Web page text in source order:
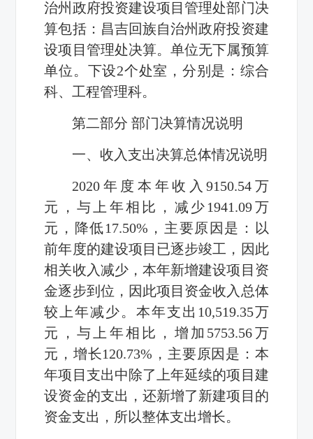
治州政府投资建设项目管理处部门决
算包括：昌吉回族自治州政府投资建
设项目管理处决算。单位无下属预算
单位。下设2个处室，分别是：综合
科、工程管理科。
第二部分 部门决算情况说明
一、收入支出决算总体情况说明
2020年度本年收入9150.54万
元，与上年相比，减少1941.09万
元，降低17.50%，主要原因是：以
前年度的建设项目已逐步竣工，因此
相关收入减少，本年新增建设项目资
金逐步到位，因此项目资金收入总体
较上年减少。本年支出10,519.35万
元，与上年相比，增加5753.56万
元，增长120.73%，主要原因是：本
年项目支出中除了上年延续的项目建
设资金的支出，还新增了新建项目的
资金支出，所以整体支出增长。